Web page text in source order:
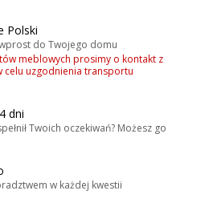
Polski
do Twojego domu
meblowych prosimy o kontakt z
celu uzgodnienia transportu
dni
Twoich oczekiwań? Możesz go
w każdej kwestii